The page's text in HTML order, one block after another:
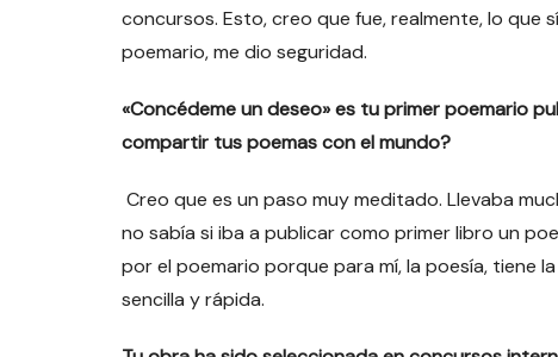
concursos. Esto, creo que fue, realmente, lo que
poemario, me dio seguridad.
«Concédeme un deseo» es tu primer poemario
compartir tus poemas con el mundo?
Creo que es un paso muy meditado. Llevaba
no sabía si iba a publicar como primer libro un
por el poemario porque para mí, la poesía, tiene
sencilla y rápida.